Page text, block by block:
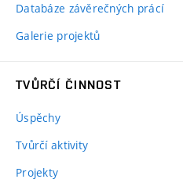
Databáze závěrečných prácí
Galerie projektů
TVŮRČÍ ČINNOST
Úspěchy
Tvůrčí aktivity
Projekty